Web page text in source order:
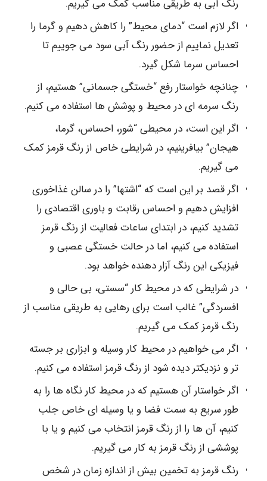
رنگ آبی به طریقی مناسب کمک می گیریم.
اگر لازم است “دمای محیط” را کاهش دهیم و گرما را
تعدیل نماییم از حضور رنگ آبی سود می جوییم تا
احساس سرما شکل گیرد.
چنانچه خواستار رفع “خستگی جسمانی” هستیم، از
رنگ سرمه ای در محیط و پوشش ها استفاده می کنیم.
اگر این است، در محیطی “شور، احساس، گرما،
هیجان” بیافرینیم، در شرایطی خاص از رنگ قرمز کمک
می گیریم.
اگر قصد بر این است که “اشتها” را در سالن غذاخوری
افزایش دهیم و احساس رقابت و باوری اقتصادی را
تشدید کنیم، در ابتدای ساعات فعالیت از رنگ قرمز
استفاده می کنیم، اما در حالت خستگی عصبی و
فیزیکی این رنگ آزار دهنده خواهد بود.
در شرایطی که در محیط کار “سستی، بی حالی و
افسردگی” غالب است برای رهایی به طریقی مناسب از
رنگ قرمز کمک می گیریم.
اگر می خواهیم در محیط کار وسیله و ابزاری بر جسته
تر و نزدیکتر دیده شود از رنگ قرمز استفاده می کنیم.
اگر خواستار آن هستیم که در محیط کار نگاه ها را به
طور سریع به سمت فضا و یا وسیله ای خاص جلب
کنیم، آن ها را از رنگ قرمز انتخاب می کنیم و یا با
پوششی از رنگ قرمز به کار می گیریم.
رنگ قرمز به تخمین بیش از اندازه زمان در شخص